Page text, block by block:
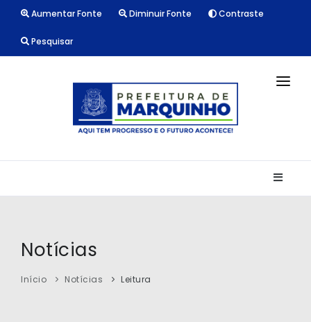
Aumentar Fonte Diminuir Fonte Contraste
Pesquisar
CONTATO
Notícias
Início Notícias Leitura